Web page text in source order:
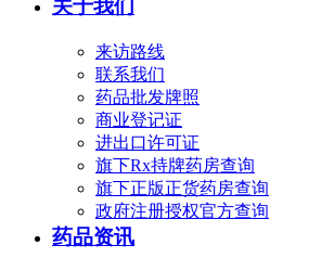
关于我们
来访路线
联系我们
药品批发牌照
商业登记证
进出口许可证
旗下Rx持牌药房查询
旗下正版正货药房查询
政府注册授权官方查询
药品资讯